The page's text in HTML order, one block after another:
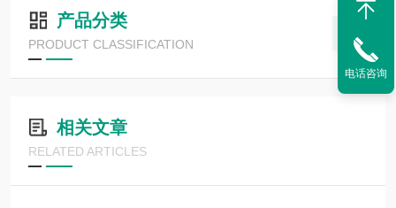
产品分类
PRODUCT CLASSIFICATION
相关文章
RELATED ARTICLES
电话咨询